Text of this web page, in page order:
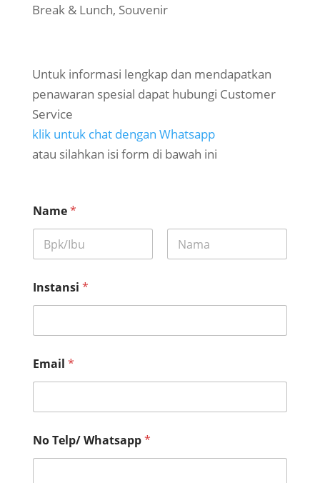
Break & Lunch, Souvenir
Untuk informasi lengkap dan mendapatkan
penawaran spesial dapat hubungi Customer
Service
klik untuk chat dengan Whatsapp
atau silahkan isi form di bawah ini
Name*
Instansi *
Email *
k
o
No Telp/ Whatsapp*